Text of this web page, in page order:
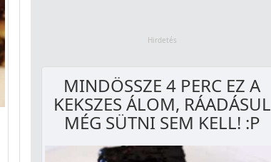
MINDÖSSZE 4 PERC EZ A
KEKSZES ÁLOM, RÁADÁSUL
MÉG SÜTNI SEM KELL! :P